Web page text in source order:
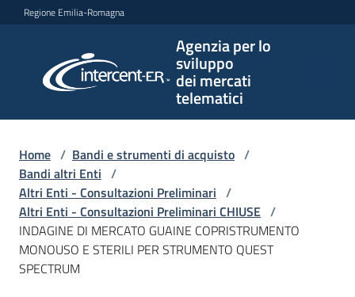
Vai al contenuto
Vai alla navigazione
Vai al footer
Regione Emilia-Romagna
Agenzia per lo
sviluppo
dei mercati
telematici
per lo
sviluppo
telematici
L'Agenzia
Home / Bandi e strumenti di acquisto /
Bandi altri Enti /
Altri Enti - Consultazioni Preliminari /
Altri Enti - Consultazioni Preliminari CHIUSE /
INDAGINE DI MERCATO GUAINE COPRISTRUMENTO
MONOUSO E STERILI PER STRUMENTO QUEST
SPECTRUM